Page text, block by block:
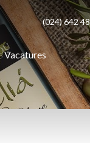
(024)642 48
Vacatures